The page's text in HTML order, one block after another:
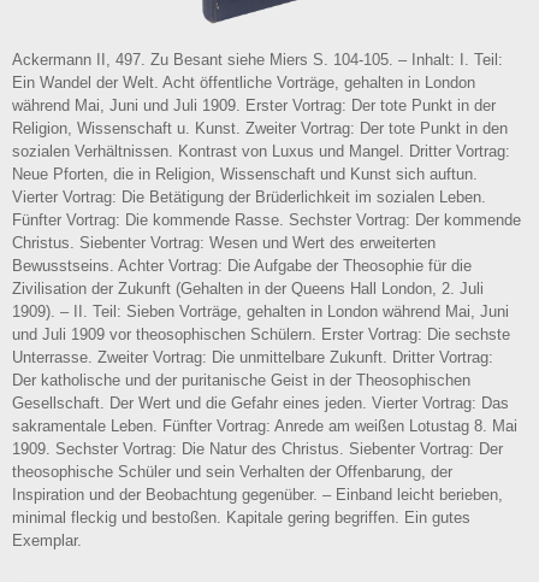
Ackermann II, 497. Zu Besant siehe Miers S. 104-105. – Inhalt: I. Teil:
Ein Wandel der Welt. Acht öffentliche Vorträge, gehalten in London
während Mai, Juni und Juli 1909. Erster Vortrag: Der tote Punkt in der
Religion, Wissenschaft u. Kunst. Zweiter Vortrag: Der tote Punkt in den
sozialen Verhältnissen. Kontrast von Luxus und Mangel. Dritter Vortrag:
Neue Pforten, die in Religion, Wissenschaft und Kunst sich auftun.
Vierter Vortrag: Die Betätigung der Brüderlichkeit im sozialen Leben.
Fünfter Vortrag: Die kommende Rasse. Sechster Vortrag: Der kommende
Christus. Siebenter Vortrag: Wesen und Wert des erweiterten
Bewusstseins. Achter Vortrag: Die Aufgabe der Theosophie für die
Zivilisation der Zukunft (Gehalten in der Queens Hall London, 2. Juli
1909). – II. Teil: Sieben Vorträge, gehalten in London während Mai, Juni
und Juli 1909 vor theosophischen Schülern. Erster Vortrag: Die sechste
Unterrasse. Zweiter Vortrag: Die unmittelbare Zukunft. Dritter Vortrag:
Der katholische und der puritanische Geist in der Theosophischen
Gesellschaft. Der Wert und die Gefahr eines jeden. Vierter Vortrag: Das
sakramentale Leben. Fünfter Vortrag: Anrede am weißen Lotustag 8. Mai
1909. Sechster Vortrag: Die Natur des Christus. Siebenter Vortrag: Der
theosophische Schüler und sein Verhalten der Offenbarung, der
Inspiration und der Beobachtung gegenüber. – Einband leicht berieben,
minimal fleckig und bestoßen. Kapitale gering begriffen. Ein gutes
Exemplar.